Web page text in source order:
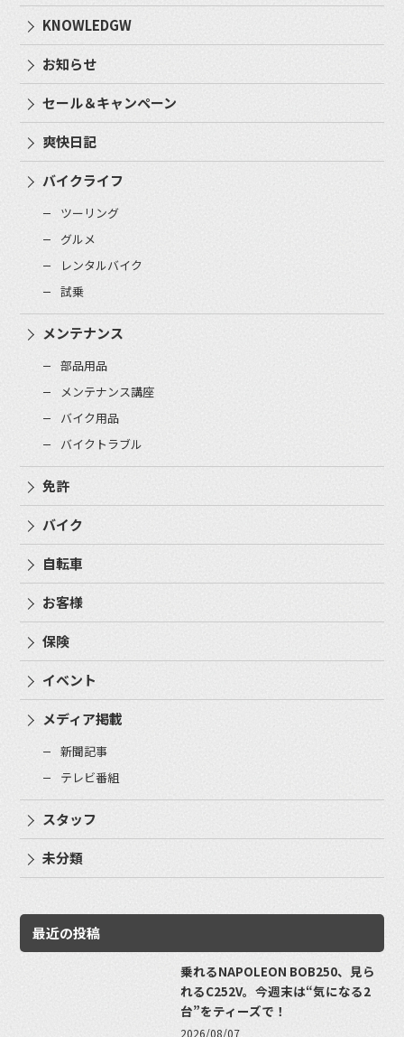
KNOWLEDGW
お知らせ
セール＆キャンペーン
爽快日記
バイクライフ
ツーリング
グルメ
レンタルバイク
試乗
メンテナンス
部品用品
メンテナンス講座
バイク用品
バイクトラブル
免許
バイク
自転車
お客様
保険
イベント
メディア掲載
新聞記事
テレビ番組
スタッフ
未分類
最近の投稿
乗れるNAPOLEON BOB250、見ら
れるC252V。今週末は“気になる2
台”をティーズで！
2026/08/07